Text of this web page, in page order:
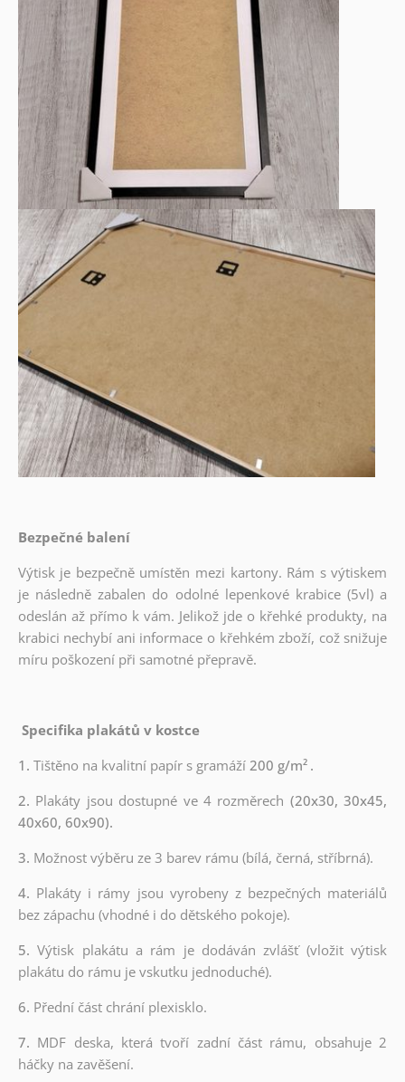
Bezpečné balení
Výtisk je bezpečně umístěn mezi kartony. Rám s výtiskem
je následně zabalen do odolné lepenkové krabice (5vl) a
odeslán až přímo k vám. Jelikož jde o křehké produkty, na
krabici nechybí ani informace o křehkém zboží, což snižuje
míru poškození při samotné přepravě.
Specifika plakátů v kostce
1. Tištěno na kvalitní papír s gramáží200 g/m² .
2. Plakáty jsou dostupné ve 4 rozměrech (20x30, 30x45,
40x60, 60x90).
3. Možnost výběru ze 3 barev rámu (bílá, černá, stříbrná).
4. Plakáty i rámy jsou vyrobeny z bezpečných materiálů
bez zápachu (vhodné i do dětského pokoje).
5.Výtisk plakátu a rám je dodáván zvlášť (vložit výtisk
plakátu do rámu je vskutku jednoduché).
6. Přední část chrání plexisklo.
7. MDF deska, která tvoří zadní část rámu, obsahuje 2
háčky na zavěšení.